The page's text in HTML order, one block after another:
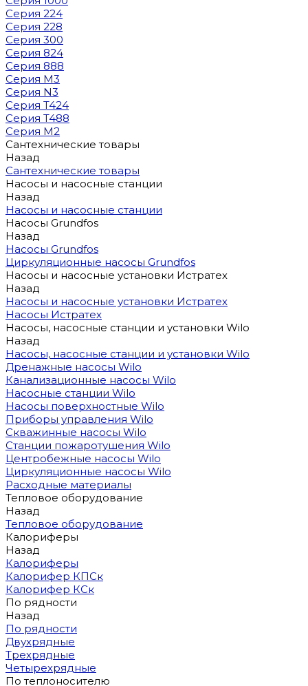
Серия 224
Серия 228
Серия 300
Серия 824
Серия 888
Серия M3
Серия N3
Серия T424
Серия T488
Серия М2
Сантехнические товары
Назад
Сантехнические товары
Насосы и насосные станции
Назад
Насосы и насосные станции
Насосы Grundfos
Назад
Насосы Grundfos
Циркуляционные насосы Grundfos
Насосы и насосные установки Истратех
Назад
Насосы и насосные установки Истратех
Насосы Истратех
Насосы, насосные станции и установки Wilo
Назад
Насосы, насосные станции и установки Wilo
Дренажные насосы Wilo
Канализационные насосы Wilo
Насосные станции Wilo
Насосы поверхностные Wilo
Приборы управления Wilo
Скважинные насосы Wilo
Станции пожаротушения Wilo
Центробежные насосы Wilo
Циркуляционные насосы Wilo
Расходные материалы
Тепловое оборудование
Назад
Тепловое оборудование
Калориферы
Назад
Калориферы
Калорифер КПСк
Калорифер КСк
По рядности
Назад
По рядности
Двухрядные
Трехрядные
Четырехрядные
По теплоносителю